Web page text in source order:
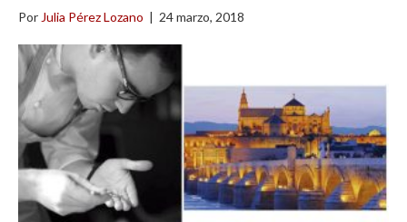
Por Julia Pérez Lozano | 24 marzo, 2018